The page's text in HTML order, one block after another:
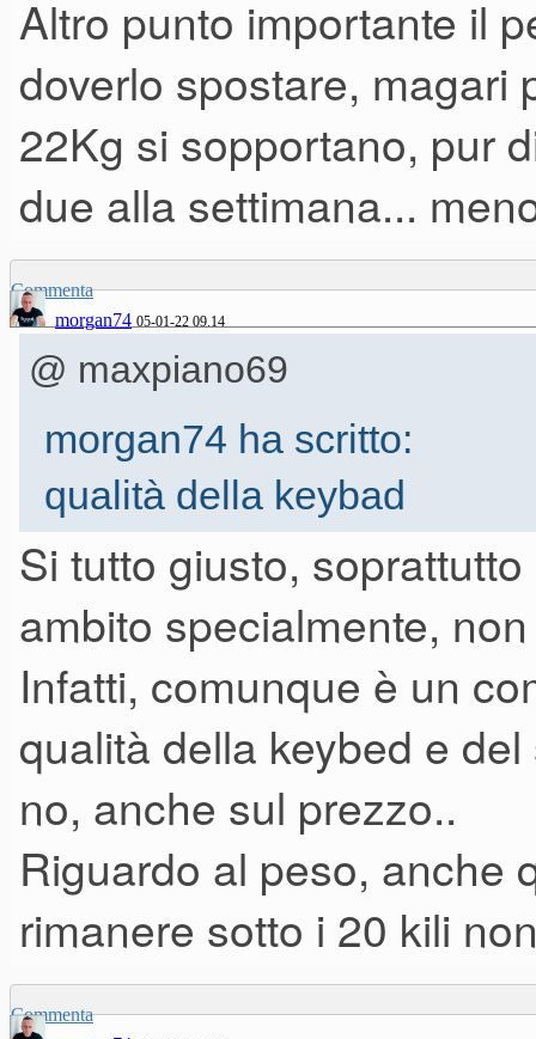
Altro punto importante il
doverlo spostare, magari
22Kg si sopportano, pur
due alla settimana...
Commenta
morgan74 05-01-22 09.14
@ maxpiano69
morgan74 ha scritto:
qualità della keybad
scritto così già depone male
Comunque concordo che
quando si parla di strumenti
delle esigenze e dei gusti
assoluta neanche se lo
Tu poi citi il CP4 che è un
Si tutto giusto,
ambito specialmente,
Infatti, comunque è un
qualità della keybed e
no, anche sul prezzo..
Riguardo al peso, anche
rimanere sotto i 20 kili
Commenta